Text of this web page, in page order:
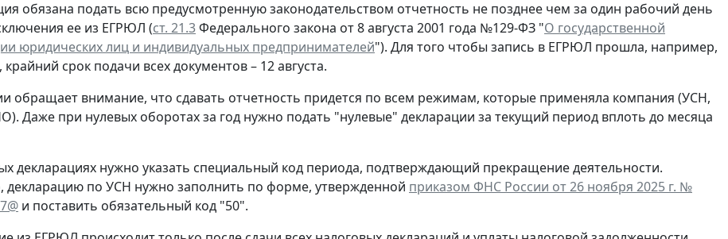
обязана подать всю предусмотренную законодательством отчетность не позднее чем за один рабочий день
ее из ЕГРЮЛ (ст. 21.3Федерального закона от 8 августа 2001 года №129-ФЗ "О государственной
юридических лиц и индивидуальных предпринимателей"). Для того чтобы запись в ЕГРЮЛ прошла, например,
крайний срок подачи всех документов – 12 августа.
обращает внимание, что сдавать отчетность придется по всем режимам, которые применяла компания (УСН,
Даже при нулевых оборотах за год нужно подать "нулевые" декларации за текущий период вплоть до месяца
декларациях нужно указать специальный код периода, подтверждающий прекращение деятельности.
декларацию по УСН нужно заполнить по форме, утвержденной приказом ФНС России от 26 ноября 2025 г. №
и поставить обязательный код "50".